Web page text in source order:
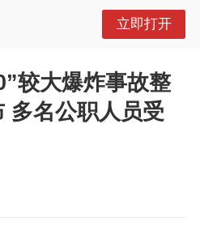
立即打开
较大爆炸事故整
多名公职人员受